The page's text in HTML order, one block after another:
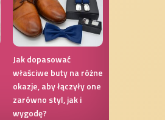
Jak dopasować
właściwe buty na różne
okazje, aby łączyły one
zarówno styl, jak i
wygodę?